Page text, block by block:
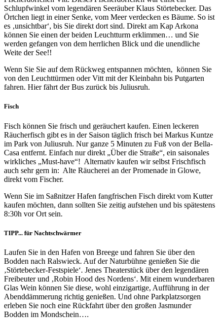
Schlupfwinkel vom legendären Seeräuber Klaus Störtebecker. Das
Örtchen liegt in einer Senke, vom Meer verdecken es Bäume. So ist
es ‚unsichtbar‘, bis Sie direkt dort sind. Direkt am Kap Arkona
können Sie einen der beiden Leuchtturm erklimmen… und Sie
werden gefangen von dem herrlichen Blick und die unendliche
Weite der See!!
Wenn Sie Sie auf dem Rückweg entspannen möchten, können Sie
von den Leuchttürmen oder Vitt mit der Kleinbahn bis Putgarten
fahren. Hier fährt der Bus zurück bis Juliusruh.
Fisch
Fisch können Sie frisch und geräuchert kaufen. Einen leckeren
Räucherfisch gibt es in der Saison täglich frisch bei Markus Kuntze
im Park von Juliusruh. Nur ganze 5 Minuten zu Fuß von der Bella-
Casa entfernt. Einfach nur direkt „Über die Straße“, ein saisonales
wirkliches „Must-have“! Alternativ kaufen wir selbst Frischfisch
auch sehr gern in: Alte Räucherei an der Promenade in Glowe,
direkt vom Fischer.
Wenn Sie im Saßnitzer Hafen fangfrischen Fisch direkt vom Kutter
kaufen möchten, dann sollten Sie zeitig aufstehen und bis spätestens
8:30h vor Ort sein.
TIPP... für Nachtschwärmer
Laufen Sie in den Hafen von Breege und fahren Sie über den
Bodden nach Ralswieck. Auf der Naturbühne genießen Sie die
‚Störtebecker-Festspiele‘. Jenes Theaterstück über den legendären
Freibeuter und ‚Robin Hood des Nordens‘. Mit einem wunderbaren
Glas Wein können Sie diese, wohl einzigartige, Aufführung in der
Abenddämmerung richtig genießen. Und ohne Parkplatzsorgen
erleben Sie noch eine Rückfahrt über den großen Jasmunder
Bodden im Mondschein….